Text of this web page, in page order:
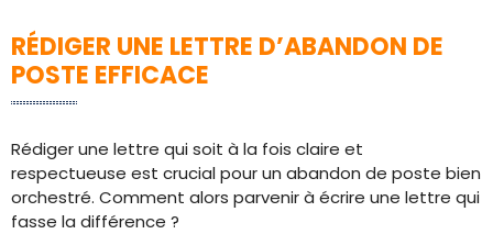
RÉDIGER UNE LETTRE D’ABANDON DE
POSTE EFFICACE
Rédiger une lettre qui soit à la fois claire et
respectueuse est crucial pour un abandon de poste bien
orchestré. Comment alors parvenir à écrire une lettre qui
fasse la différence ?